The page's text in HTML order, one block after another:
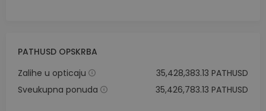
PATHUSD OPSKRBA
Zalihe u opticaju
35,428,383.13 PATHUSD
Sveukupna ponuda
35,426,783.13 PATHUSD